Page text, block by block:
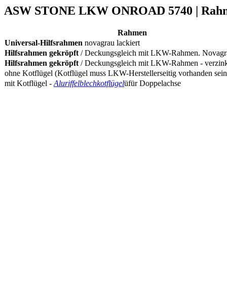
ASW STONE LKW ONROAD 5740 |
Rahmen
Universal-Hilfsrahmen novagrau lackiert
Hilfsrahmen gekröpft / Deckungsgleich mit LKW-Rahmen.
Hilfsrahmen gekröpft / Deckungsgleich mit LKW-Rahmen -
ohne Kotflügel (Kotflügel muss LKW-Herstellerseitig vorhanden
mit Kotflügel - Aluriffelblechkotflügelüfür Doppelachse